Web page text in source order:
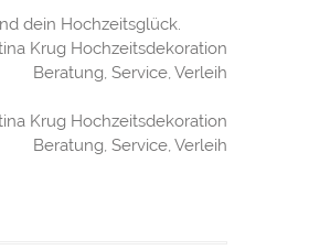
dein Hochzeitsglück.